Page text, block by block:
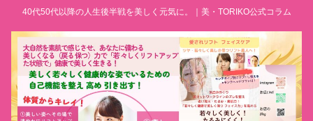
40代50代以降の人生後半戦を美しく元気に。｜美・TORIKO公式コラム